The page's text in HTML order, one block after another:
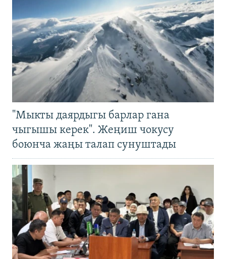
"Мыкты даярдыгы барлар гана
чыгышы керек". Жеңиш чокусу
боюнча жаңы талап сунуштады